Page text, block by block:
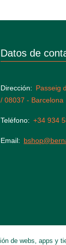
Datos de
Dirección
Passeig
/ 08037 - Barcelona
Teléfono +34 934
Email
de webs, apps y